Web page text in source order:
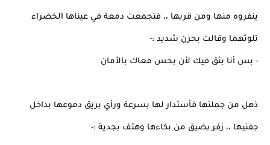
ينفروه منها ومن قربها ،، فتجمعت دمعة في عيناها الخضراء
تلوثهما وقالت بحزن شديد :-
- بس أنا بثق فيك لأن بحس معاك بالأمان
ذهل من جملتها فأستدار لها بسرعة ورأي بريق دموعها بداخل
جفنيها ،، زفر بضيق من بكاءها وهتف بجدية :-